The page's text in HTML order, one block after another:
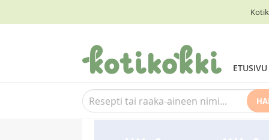
ETUSIVU
Suosittelemme myös